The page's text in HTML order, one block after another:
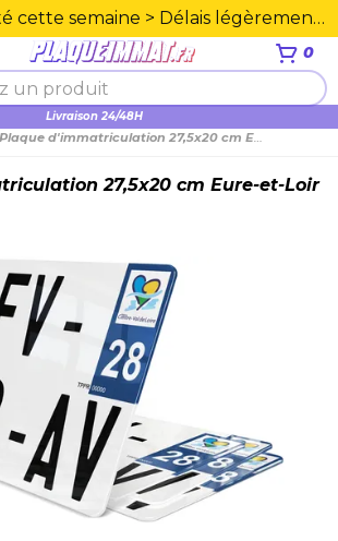
😎 Vacances d'été cette semaine > Délais légèrement rallongés. Merci☀️
0
Livraison 24/48H
Plexiglas en PMMA supérieure
Plaque d'immatriculation 27,5x20 cm Eure-et-Loir 28
27,5x20 cm Eure-et-Loir